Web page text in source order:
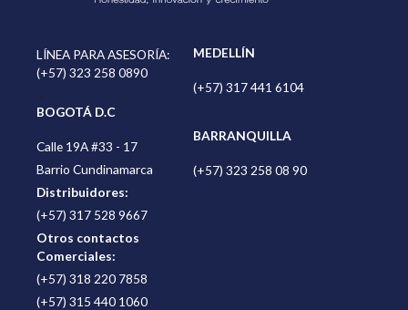
LÍNEA PARA ASESORÍA:
(+57) 323 258 0890
>
BOGOTÁ D.C
Calle 19A #33 - 17
Barrio Cundinamarca
Distribuidores:
(+57) 317 528 9667
Otros contactos
Comerciales:
(+57) 318 220 7858
(+57) 315 440 1060
MEDELLÍN
(+57) 317 441 6104
BARRANQUILLA
(+57) 323 258 08 90